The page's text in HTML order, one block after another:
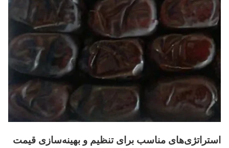
استراتژی‌های مناسب برای تنظیم و بهینه‌سازی قیمت